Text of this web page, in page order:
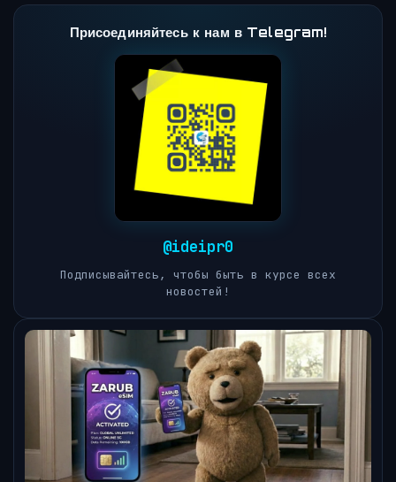
Присоединяйтесь к нам в Telegram!
@ideipr0
Подписывайтесь, чтобы быть в курсе всех
новостей!